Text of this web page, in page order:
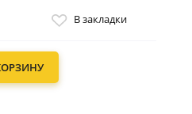
В закладки